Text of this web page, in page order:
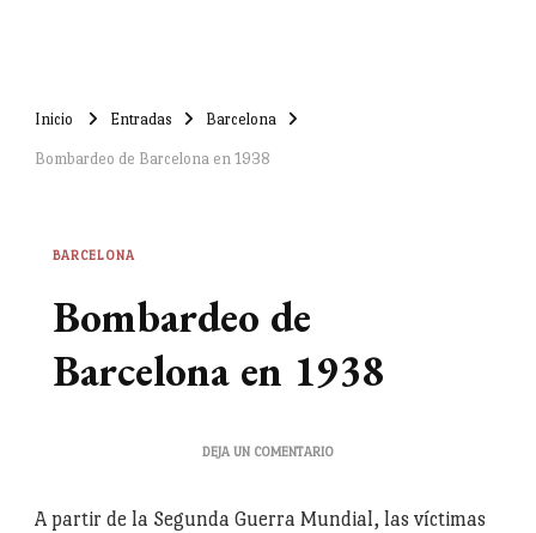
Inicio Entradas Barcelona
Bombardeo de Barcelona en 1938
BARCELONA
Bombardeo de
Barcelona en 1938
DEJA UN COMENTARIOEN
BARCELONA
A partir de la Segunda Guerra Mundial, las víctimas